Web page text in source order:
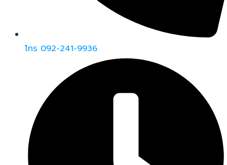
โทร 092-241-9936